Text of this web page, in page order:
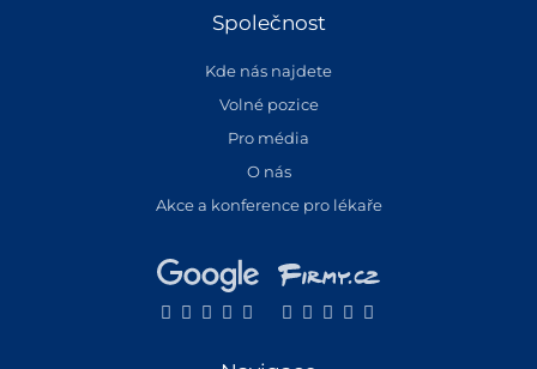
Společnost
Kde nás najdete
Volné pozice
Pro média
O nás
Akce a konference pro lékaře